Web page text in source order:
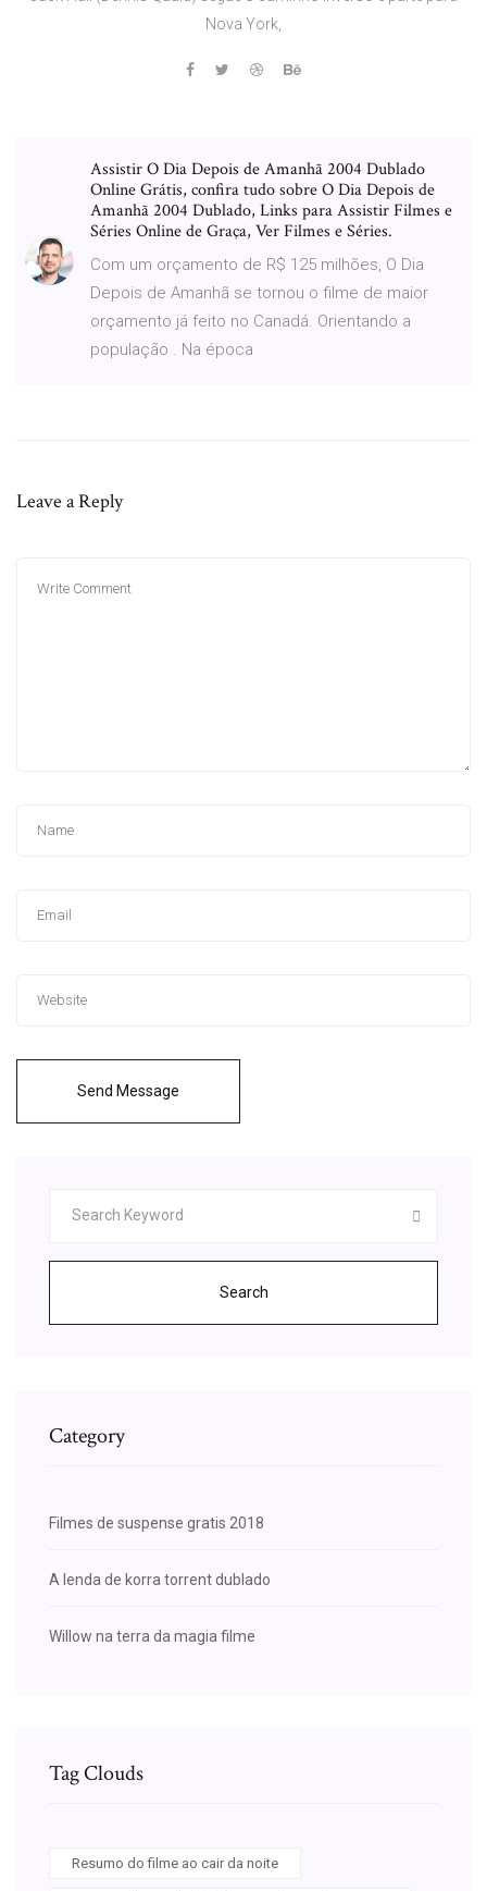
Nova York,
Assistir O Dia Depois de Amanhã 2004 Dublado
Online Grátis, confira tudo sobre O Dia Depois de
Amanhã 2004 Dublado, Links para Assistir Filmes e
Séries Online de Graça, Ver Filmes e Séries.
Com um orçamento de R$ 125 milhões, O Dia
Depois de Amanhã se tornou o filme de maior
orçamento já feito no Canadá. Orientando a
população . Na época
Leave a Reply
Send Message
Search
Category
Filmes de suspense gratis 2018
A lenda de korra torrent dublado
Willow na terra da magia filme
Tag Clouds
Resumo do filme ao cair da noite